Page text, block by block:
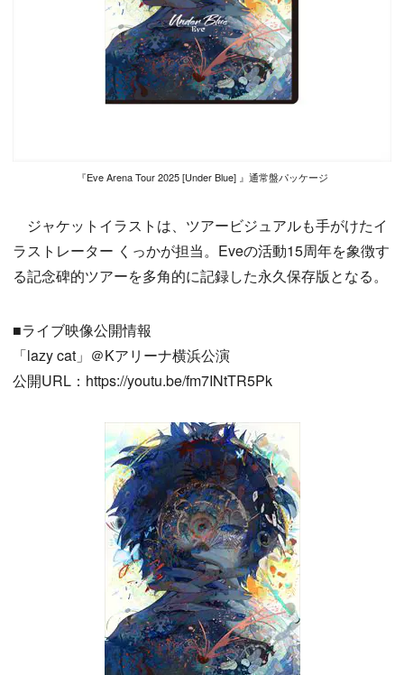
『Eve Arena Tour 2025 [Under Blue] 』通常盤パッケージ
ジャケットイラストは、ツアービジュアルも手がけたイ
ラストレーター くっかが担当。Eveの活動15周年を象徴す
る記念碑的ツアーを多角的に記録した永久保存版となる。
■ライブ映像公開情報
「lazy cat」＠Kアリーナ横浜公演
公開URL：https://youtu.be/fm7INtTR5Pk